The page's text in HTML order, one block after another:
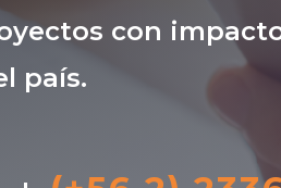
con
país.